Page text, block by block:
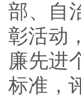
部、自
彰活动
廉先进
标准，